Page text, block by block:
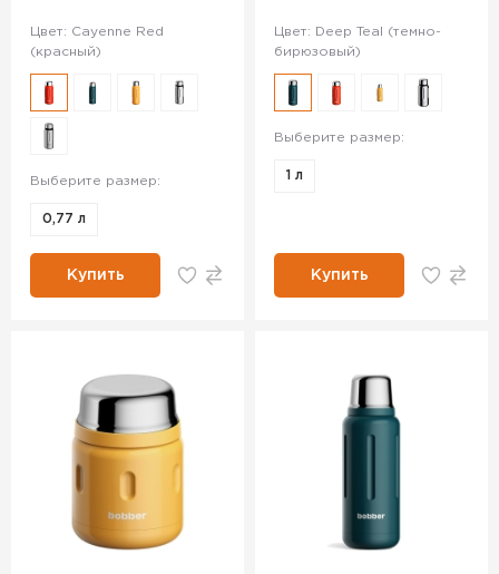
Цвет: Cayenne Red
(красный)
Выберите размер:
0,77 л
Купить
Цвет: Deep Teal (темно-
бирюзовый)
Выберите размер:
1 л
Купить